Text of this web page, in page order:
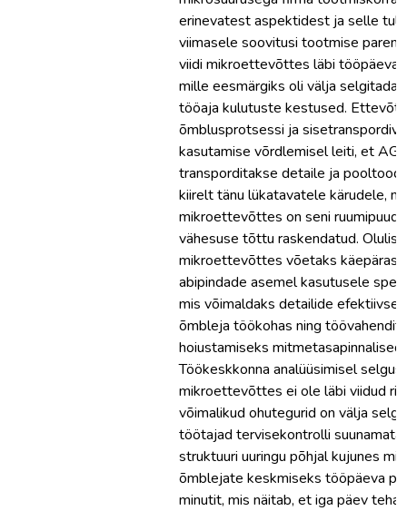
erinevatest aspektidest ja selle
viimasele soovitusi tootmise
viidi mikroettevõttes läbi tööpäeva
mille eesmärgiks oli välja selgitada
tööaja kulutuste kestused.
õmblusprotsessi ja
kasutamise võrdlemisel leiti, et
transporditakse detaile ja
kiirelt tänu lükatavatele kärudele,
mikroettevõttes on seni
vähesuse tõttu raskendatud.
mikroettevõttes võetaks
abipindade asemel kasutusele
mis võimaldaks detailide
õmbleja töökohas ning
hoiustamiseks mitmetasapinnalised
Töökeskkonna analüüsimisel
mikroettevõttes ei ole läbi viidud
võimalikud ohutegurid on välja
töötajad tervisekontrolli
struktuuri uuringu põhjal kujunes
õmblejate keskmiseks tööpäeva
minutit, mis näitab, et iga päev